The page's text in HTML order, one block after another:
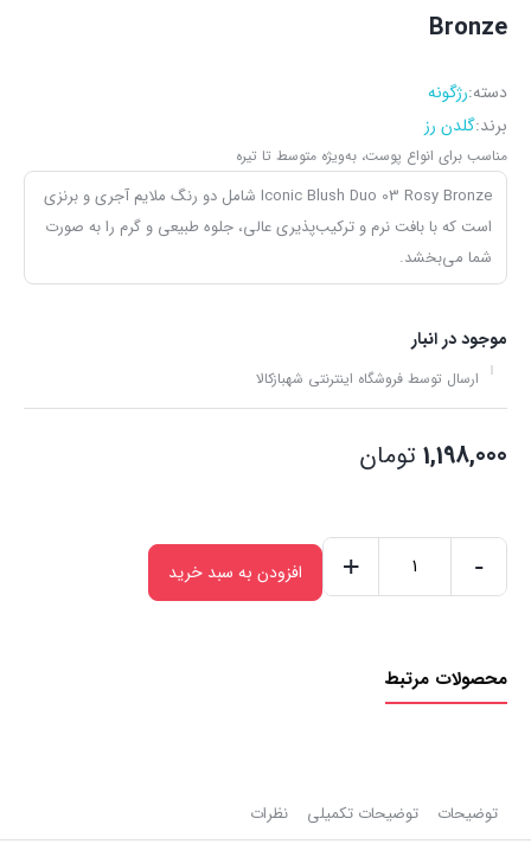
Bronze
دسته:رژگونه
برند:گلدن رز
مناسب برای انواع پوست، به‌ویژه متوسط تا تیره
Iconic Blush Duo 03 Rosy Bronze شامل دو رنگ ملایم آجری و برنزی
است که با بافت نرم و ترکیب‌پذیری عالی، جلوه طبیعی و گرم را به صورت
شما می‌بخشد.
موجود در انبار
ارسال توسط فروشگاه اینترنتی شهبازکالا
1,198,000 تومان
گلدن
Rosy
-
+ افزودن به سبد خرید
محصولات مرتبط
توضیحات توضیحات تکمیلی نظرات